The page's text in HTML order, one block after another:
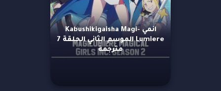
انمي Kabushikigaisha Magi-
Lumiere الموسم الثاني الحلقة 7
مترجمة